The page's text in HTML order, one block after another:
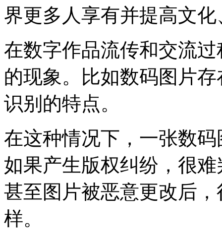
界更多人享有并提高文
在数字作品流传和交流
的现象。比如数码图片
识别的特点。
在这种情况下，一张数
如果产生版权纠纷，很
甚至图片被恶意更改后
样。